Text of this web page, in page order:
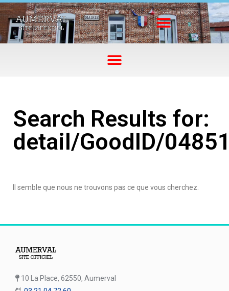
Search Results for:
detail/GoodID/
Il semble que nous ne trouvons pas ce que vous cherchez.
10 La Place, 62550, Aumerval